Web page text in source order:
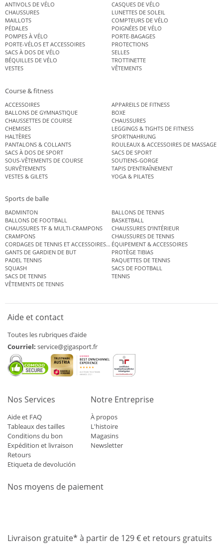
ANTIVOLS DE VÉLO
CASQUES DE VÉLO
CHAUSSURES
LUNETTES DE SOLEIL
MAILLOTS
COMPTEURS DE VÉLO
PÉDALES
POIGNÉES DE VÉLO
POMPES À VÉLO
PORTE-BAGAGES
PORTE-VÉLOS ET ACCESSOIRES
PROTECTIONS
SACS À DOS DE VÉLO
SELLES
BÉQUILLES DE VÉLO
TROTTINETTE
VESTES
VÊTEMENTS
Course & fitness
ACCESSOIRES
APPAREILS DE FITNESS
BALLONS DE GYMNASTIQUE
BOXE
CHAUSSETTES DE COURSE
CHAUSSURES
CHEMISES
LEGGINGS & TIGHTS DE FITNESS
HALTÈRES
SPORTNAHRUNG
PANTALONS & COLLANTS
ROULEAUX & ACCESSOIRES DE MASSAGE
SACS À DOS DE SPORT
SACS DE SPORT
SOUS-VÊTEMENTS DE COURSE
SOUTIENS-GORGE
SURVÊTEMENTS
TAPIS D’ENTRAÎNEMENT
VESTES & GILETS
YOGA & PILATES
Sports de balle
BADMINTON
BALLONS DE TENNIS
BALLONS DE FOOTBALL
BASKETBALL
CHAUSSURES TF & MULTI-CRAMPONS
CHAUSSURES D’INTÉRIEUR
CRAMPONS
CHAUSSURES DE TENNIS
CORDAGES DE TENNIS ET ACCESSOIRES DE TENNISÉQUIPEMENT & ACCESSOIRES
GANTS DE GARDIEN DE BUT
PROTÈGE TIBIAS
PADEL TENNIS
RAQUETTES DE TENNIS
SQUASH
SACS DE FOOTBALL
SACS DE TENNIS
TENNIS
VÊTEMENTS DE TENNIS
Aide et contact
Toutes les rubriques d’aide
Courriel: service@gigasport.fr
Nos Services
Aide et FAQ
Tableaux des tailles
Conditions du bon
Expédition et livraison
Retours
Etiqueta de devolución
Notre Entreprise
À propos
L'histoire
Magasins
Newsletter
Nos moyens de paiement
Livraison gratuite* à partir de 129 € et retours gratuits